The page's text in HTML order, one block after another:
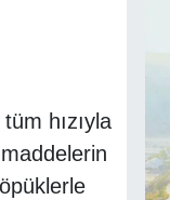
hızıyla